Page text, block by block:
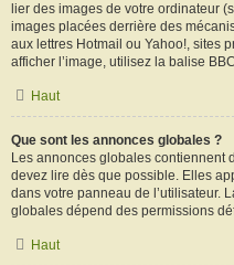
lier des images de votre ordinateur
images placées derrière des
aux lettres Hotmail ou Yahoo!, sites
afficher l’image, utilisez la balise
Haut
Que sont les annonces globales ?
Les annonces globales contiennent
devez lire dès que possible. Elles
dans votre panneau de l’utilisateur.
globales dépend des permissions
Haut